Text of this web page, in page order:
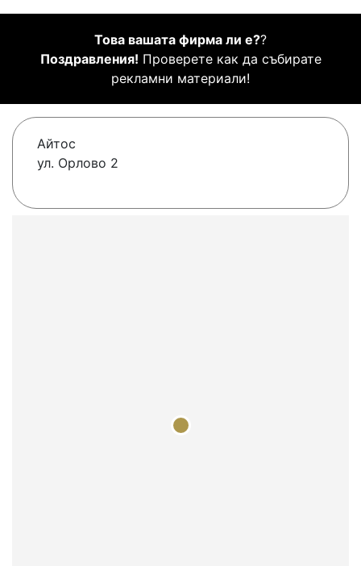
Това вашата фирма ли е??
Поздравления! Проверете как да събирате
рекламни материали!
Айтос
ул. Орлово 2